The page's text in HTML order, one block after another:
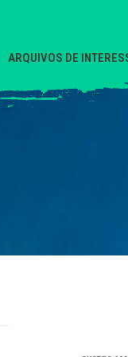
ARQUIVOS DE